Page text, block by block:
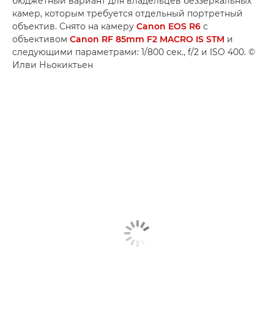
камер, которым требуется отдельный портретный
объектив. Снято на камеру Canon EOS R6 с
объективом Canon RF 85mm F2 MACRO IS STM и
следующими параметрами: 1/800 сек., f/2 и ISO 400. ©
Илви Ньокиктьен